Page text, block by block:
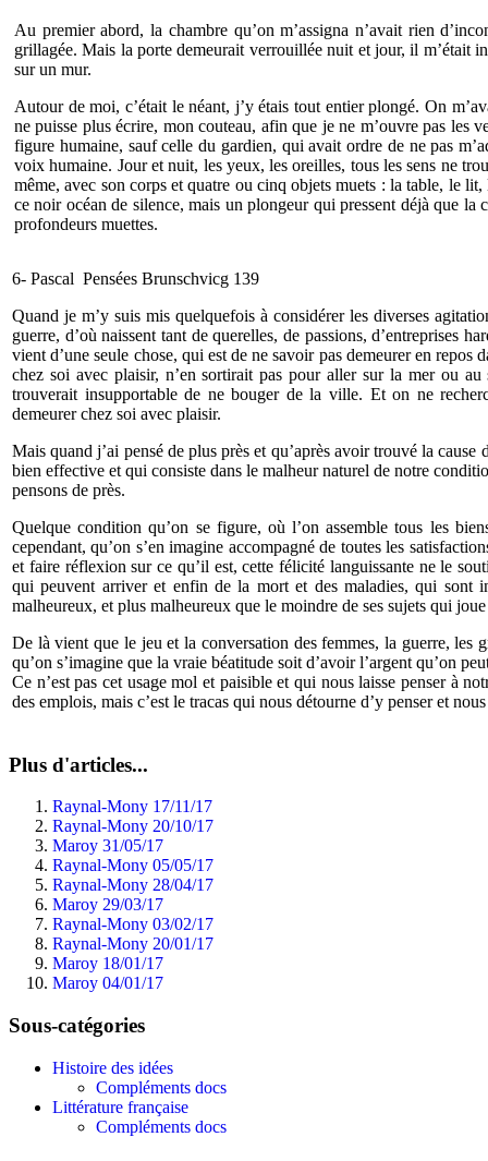
Au premier abord, la chambre qu’on m’assigna n’avait rien
grillagée. Mais la porte demeurait verrouillée nuit et jour, il m’était
sur un mur.
Autour de moi, c’était le néant, j’y étais tout entier plongé. On
ne puisse plus écrire, mon couteau, afin que je ne m’ouvre pas les
figure humaine, sauf celle du gardien, qui avait ordre de ne pas
voix humaine. Jour et nuit, les yeux, les oreilles, tous les sens ne
même, avec son corps et quatre ou cinq objets muets : la table, le
ce noir océan de silence, mais un plongeur qui pressent déjà que la
profondeurs muettes.
6- Pascal Pensées Brunschvicg 139
Quand je m’y suis mis quelquefois à considérer les diverses
guerre, d’où naissent tant de querelles, de passions, d’entreprises
vient d’une seule chose, qui est de ne savoir pas demeurer en
chez soi avec plaisir, n’en sortirait pas pour aller sur la mer ou au
trouverait insupportable de ne bouger de la ville. Et on ne
demeurer chez soi avec plaisir.
Mais quand j’ai pensé de plus près et qu’après avoir trouvé la
bien effective et qui consiste dans le malheur naturel de notre
pensons de près.
Quelque condition qu’on se figure, où l’on assemble tous les
cependant, qu’on s’en imagine accompagné de toutes les
et faire réflexion sur ce qu’il est, cette félicité languissante ne le
qui peuvent arriver et enfin de la mort et des maladies, qui sont
malheureux, et plus malheureux que le moindre de ses sujets qui
De là vient que le jeu et la conversation des femmes, la guerre, les
qu’on s’imagine que la vraie béatitude soit d’avoir l’argent qu’on
Ce n’est pas cet usage mol et paisible et qui nous laisse penser à
des emplois, mais c’est le tracas qui nous détourne d’y penser et
Plus d'articles...
Raynal-Mony 17/11/17
Raynal-Mony 20/10/17
Maroy 31/05/17
Raynal-Mony 05/05/17
Raynal-Mony 28/04/17
Maroy 29/03/17
Raynal-Mony 03/02/17
Raynal-Mony 20/01/17
Maroy 18/01/17
Maroy 04/01/17
Sous-catégories
Histoire des idées
Compléments docs
Littérature française
Compléments docs